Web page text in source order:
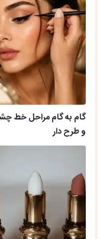
گام به گام مراحل خط
و طرح دار